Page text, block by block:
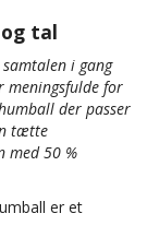
tal
i gang
meningsfulde for
der passer
tætte
med 50 %
er et